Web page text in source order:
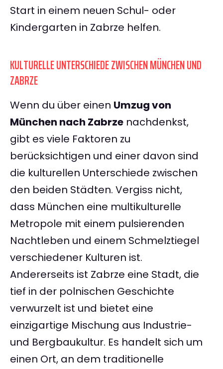
Start in einem neuen Schul- oder
Kindergarten in Zabrze helfen.
KULTURELLE UNTERSCHIEDE ZWISCHEN MÜNCHEN UND
ZABRZE
Wenn du über einen Umzug von
München nach Zabrze nachdenkst,
gibt es viele Faktoren zu
berücksichtigen und einer davon sind
die kulturellen Unterschiede zwischen
den beiden Städten. Vergiss nicht,
dass München eine multikulturelle
Metropole mit einem pulsierenden
Nachtleben und einem Schmelztiegel
verschiedener Kulturen ist.
Andererseits ist Zabrze eine Stadt, die
tief in der polnischen Geschichte
verwurzelt ist und bietet eine
einzigartige Mischung aus Industrie-
und Bergbaukultur. Es handelt sich um
einen Ort, an dem traditionelle